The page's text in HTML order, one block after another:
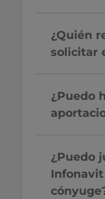
¿Quién
solicitar
¿Puedo
¿Puedo